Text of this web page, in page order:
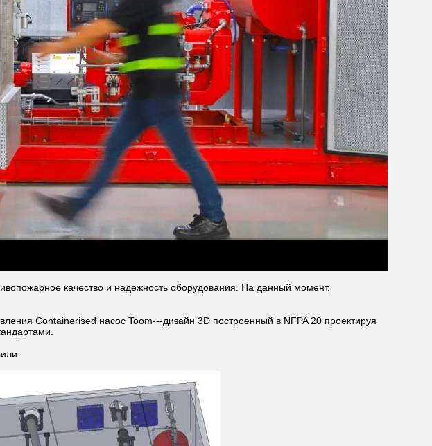
качество и надежность оборудования. На данный момент,
Containerised насос Toom---дизайн 3D построенный в NFPA 20 проектируя